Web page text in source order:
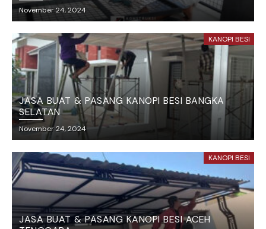
November 24, 2024
KANOPI BESI
JASA BUAT & PASANG KANOPI BESI BANGKA
SELATAN
November 24, 2024
KANOPI BESI
JASA BUAT & PASANG KANOPI BESI ACEH